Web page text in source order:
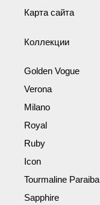
Карта сайта
Коллекции
Golden Vogue
Verona
Milano
Royal
Ruby
Icon
Tourmaline Paraiba
Sapphire